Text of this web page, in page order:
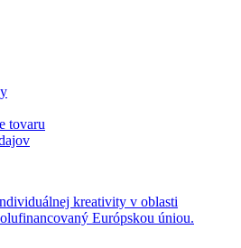
tovaru
kreativity v oblasti
Európskou úniou.